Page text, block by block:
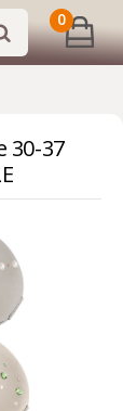
0
30-37